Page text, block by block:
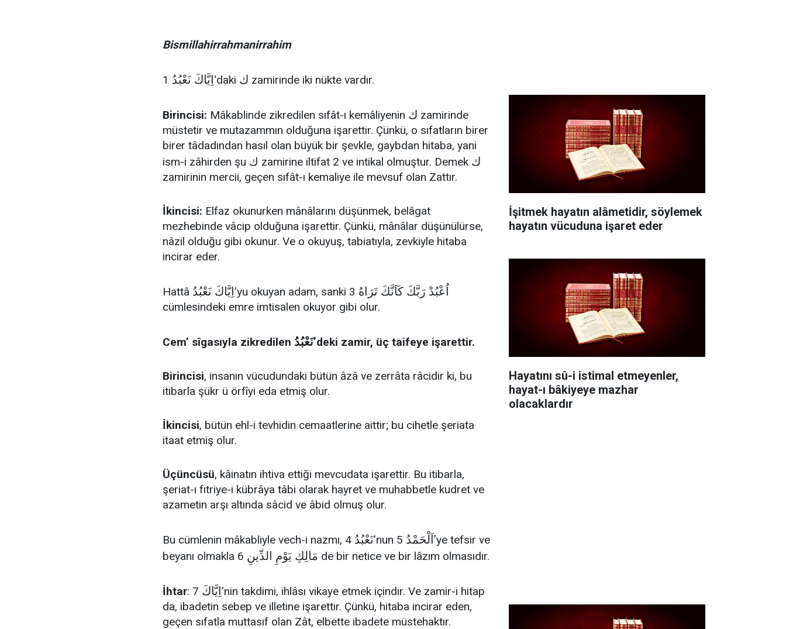
Bismillahirrahmanirrahim
1 اِيَّاكَ نَعْبُدُ'daki ك zamirinde iki nükte vardır.
Birincisi: Mâkablinde zikredilen sıfât-ı kemâliyenin ك zamirinde
müstetir ve mutazammın olduğuna işarettir. Çünkü, o sıfatların birer
birer tâdadından hasıl olan büyük bir şevkle, gaybdan hitaba, yani
ism-i zâhirden şu ك zamirine iltifat 2 ve intikal olmuştur. Demek ك
zamirinin mercii, geçen sıfât-ı kemaliye ile mevsuf olan Zattır.
İkincisi: Elfaz okunurken mânâlarını düşünmek, belâgat
mezhebinde vâcip olduğuna işarettir. Çünkü, mânâlar düşünülürse,
nâzil olduğu gibi okunur. Ve o okuyuş, tabiatıyla, zevkiyle hitaba
incirar eder.
Hattâ اِيَّاكَ نَعْبُدُ’yu okuyan adam, sanki 3 اُعْبُدْ رَبَّكَ كَاَنَّكَ تَرَاهُ
cümlesindeki emre imtisalen okuyor gibi olur.
Cem’ sîgasıyla zikredilen نَعْبُدُ’deki zamir, üç taifeye işarettir.
Birincisi, insanın vücudundaki bütün âzâ ve zerrâta râcidir ki, bu
itibarla şükr ü örfîyi eda etmiş olur.
İkincisi, bütün ehl-i tevhidin cemaatlerine aittir; bu cihetle şeriata
itaat etmiş olur.
Üçüncüsü, kâinatın ihtiva ettiği mevcudata işarettir. Bu itibarla,
şeriat-ı fıtriye-i kübrâya tâbi olarak hayret ve muhabbetle kudret ve
azametin arşı altında sâcid ve âbid olmuş olur.
Bu cümlenin mâkabliyle vech-i nazmı, 4 نَعْبُدُ’nun 5 اَلْحَمْدُ’ye tefsir ve
beyanı olmakla 6 مَالِكِ يَوْمِ الدِّينِ de bir netice ve bir lâzım olmasıdır.
İhtar: 7 اِيَّاكَ’nin takdimi, ihlâsı vikaye etmek içindir. Ve zamir-i hitap
da, ibadetin sebep ve illetine işarettir. Çünkü, hitaba incirar eden,
geçen sıfatla muttasıf olan Zât, elbette ibadete müstehaktır.
İşitmek hayatın alâmetidir, söylemek
hayatın vücuduna işaret eder
Hayatını sû-i istimal etmeyenler,
hayat-ı bâkiyeye mazhar
olacaklardır